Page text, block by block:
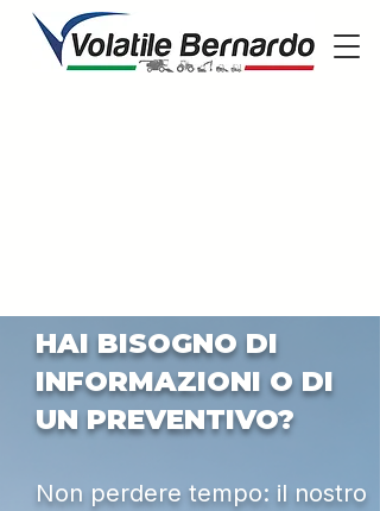
HAI BISOGNO DI
INFORMAZIONI O DI
UN PREVENTIVO?
Non perdere tempo: il nostro